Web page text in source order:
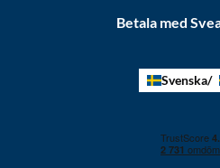
Betala med
Svenska